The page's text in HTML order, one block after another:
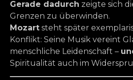
Gerade dadurch zeigte sich
Grenzen zu überwinden.
Mozart steht später
Konflikt: Seine Musik vereint
menschliche Leidenschaft –
Spiritualität auch im